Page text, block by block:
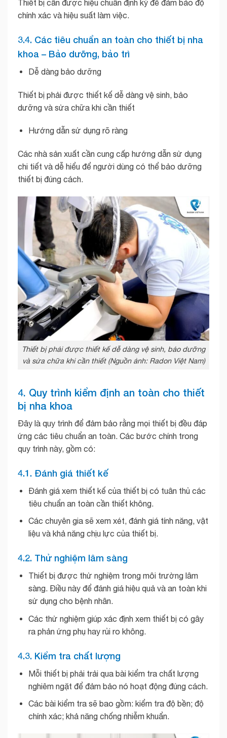
Thiết bị cần được hiệu chuẩn định kỳ để đảm bảo độ
chính xác và hiệu suất làm việc.
3.4. Các tiêu chuẩn an toàn cho thiết bị nha
khoa – Bảo dưỡng, bảo trì
Dễ dàng bảo dưỡng
Thiết bị phải được thiết kế dễ dàng vệ sinh, bảo
dưỡng và sửa chữa khi cần thiết
Hướng dẫn sử dụng rõ ràng
Các nhà sản xuất cần cung cấp hướng dẫn sử dụng
chi tiết và dễ hiểu để người dùng có thể bảo dưỡng
thiết bị đúng cách.
Thiết bị phải được thiết kế dễ dàng vệ sinh, bảo dưỡng
và sửa chữa khi cần thiết (Nguồn ảnh: Radon Việt Nam)
4. Quy trình kiểm định an toàn cho thiết
bị nha khoa
Đây là quy trình để đảm bảo rằng mọi thiết bị đều đáp
ứng các tiêu chuẩn an toàn. Các bước chính trong
quy trình này, gồm có:
4.1. Đánh giá thiết kế
Đánh giá xem thiết kế của thiết bị có tuân thủ các
tiêu chuẩn an toàn cần thiết không.
Các chuyên gia sẽ xem xét, đánh giá tính năng, vật
liệu và khả năng chịu lực của thiết bị.
4.2. Thử nghiệm lâm sàng
Thiết bị được thử nghiệm trong môi trường lâm
sàng. Điều này để đánh giá hiệu quả và an toàn khi
sử dụng cho bệnh nhân.
Các thử nghiệm giúp xác định xem thiết bị có gây
ra phản ứng phụ hay rủi ro không.
4.3. Kiểm tra chất lượng
Mỗi thiết bị phải trải qua bài kiểm tra chất lượng
nghiêm ngặt để đảm bảo nó hoạt động đúng cách.
Các bài kiểm tra sẽ bao gồm: kiểm tra độ bền; độ
chính xác; khả năng chống nhiễm khuẩn.